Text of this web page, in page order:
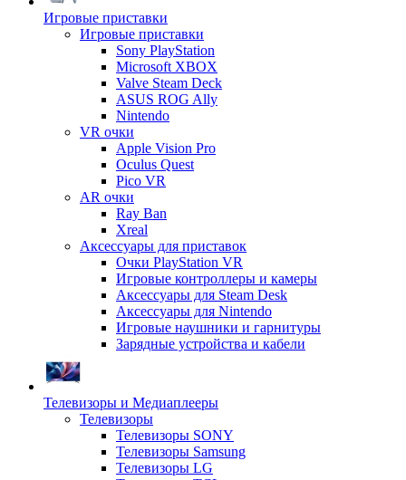
Игровые приставки
Игровые приставки
Sony PlayStation
Microsoft XBOX
Valve Steam Deck
ASUS ROG Ally
Nintendo
VR очки
Apple Vision Pro
Oculus Quest
Pico VR
AR очки
Ray Ban
Xreal
Аксессуары для приставок
Очки PlayStation VR
Игровые контроллеры и камеры
Аксессуары для Steam Desk
Аксессуары для Nintendo
Игровые наушники и гарнитуры
Зарядные устройства и кабели
Телевизоры и Медиаплееры
Телевизоры
Телевизоры SONY
Телевизоры Samsung
Телевизоры LG